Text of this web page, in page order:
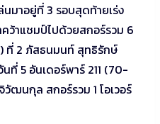
มาอยู่ที่ 3 รอบสุดท้ายเร่ง
ว้าแชมป์ไปด้วยสกอร์รวม 6
ที่ 2 ภัสธนมนท์ สุทธิรักษ์
ที่ 5 อันเดอร์พาร์ 211 (70-
ฒนกุล สกอร์รวม 1 โอเวอร์